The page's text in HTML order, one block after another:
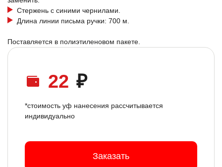
Стержень с синими чернилами.
Длина линии письма ручки: 700 м.
Поставляется в полиэтиленовом пакете.
22 ₽
*стоимость уф нанесения рассчитывается
индивидуально
Заказать